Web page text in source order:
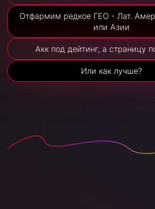
Отфармим редкое ГЕО - Лат.
или Азии
Акк под дейтинг, а страницу
Или как лучше?